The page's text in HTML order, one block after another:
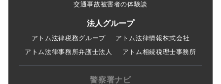
交通事故被害者の体験談
法人グループ
アトム法律税務グループ
アトム法律情報株式会社
アトム法律事務所弁護士法人
アトム相続税理士事務所
警察署ナビ